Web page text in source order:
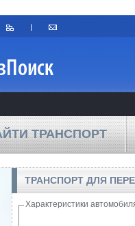
ТРАНСПОРТ
ТРАНСПОРТ ДЛЯ
Характеристики